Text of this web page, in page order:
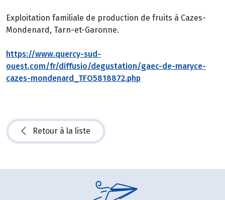
Exploitation familiale de production de fruits à Cazes-
Mondenard, Tarn-et-Garonne.
https://www.quercy-sud-
ouest.com/fr/diffusio/degustation/gaec-de-maryce-
cazes-mondenard_TFO5818872.php
Retour à la liste